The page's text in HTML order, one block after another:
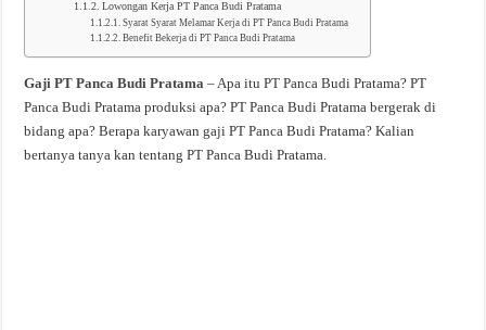
Lowongan Kerja PT Panca Budi Pratama
Syarat Syarat Melamar Kerja di PT Panca Budi Pratama
Benefit Bekerja di PT Panca Budi Pratama
Gaji PT Panca Budi Pratama – Apa itu PT Panca Budi Pratama? PT
Panca Budi Pratama produksi apa? PT Panca Budi Pratama bergerak di
bidang apa? Berapa karyawan gaji PT Panca Budi Pratama? Kalian
bertanya tanya kan tentang PT Panca Budi Pratama.